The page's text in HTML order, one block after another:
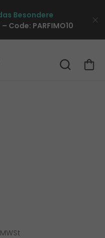
Besondere
– Code: PARFIMO10